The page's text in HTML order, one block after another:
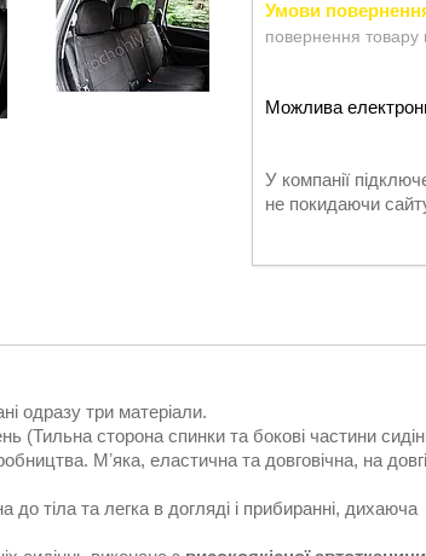
повернення товару
У компанії
не покидаючи
одразу три матеріали.
(Тильна сторона спинки та бокові частини
Мʼяка, еластична та довговічна, на
до тіла та легка в догляді і прибиранні, дихаюча